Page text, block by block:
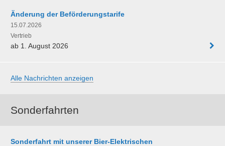
Änderung der Beförderungstarife
15.07.2026
Vertrieb
ab 1. August 2026
Alle Nachrichten anzeigen
Sonderfahrten
Sonderfahrt mit unserer Bier-Elektrischen